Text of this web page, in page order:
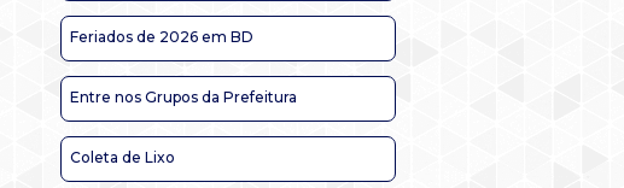
Feriados de 2026 em BD
Entre nos Grupos da Prefeitura
Coleta de Lixo